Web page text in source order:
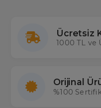
Ücretsiz
1000 TL ve
Orijinal
%100